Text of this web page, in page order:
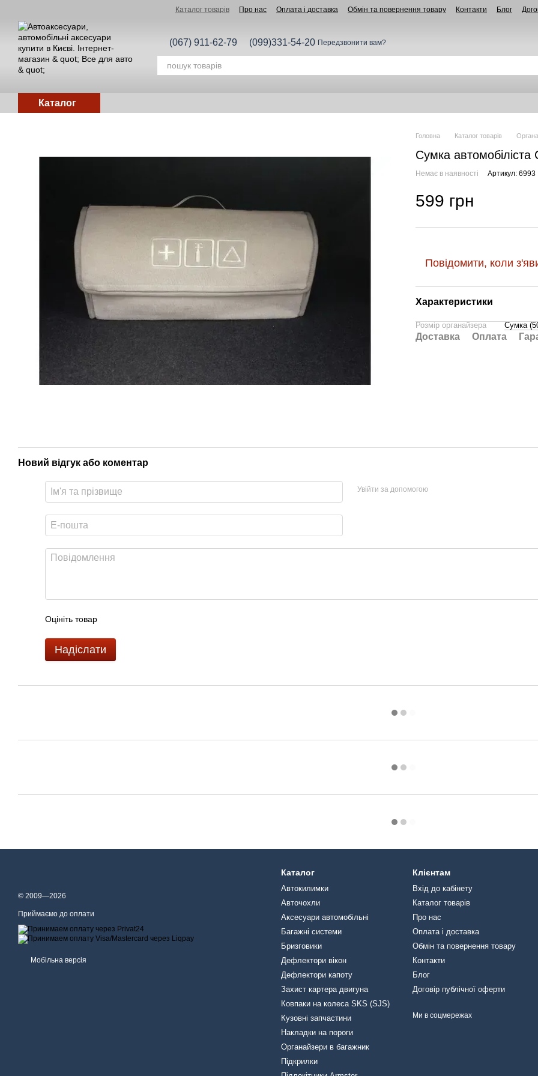
Каталог товарів Про нас Оплата і доставка Обмін та повернення товару Контакти Блог
(067) 911-62-79 (099)331-54-20 Передзвонити вам?
Каталог
Головна Каталог товарів
Сумка автомобіліста
Немає в наявності Артикул: 6993
599 грн
Повідомити, коли
Характеристики
Розмір органайзера Сумка
Доставка Оплата
Новий відгук або коментар
Увійти за допомогою
Оцініть товар
Надіслати
© 2009—2026
Приймаємо до оплати
Мобільна версія
Каталог
Автокилимки
Авточохли
Аксесуари автомобільні
Багажні системи
Бризговики
Дефлектори вікон
Дефлектори капоту
Захист картера двигуна
Ковпаки на колеса SKS (SJS)
Кузовні запчастини
Накладки на пороги
Органайзери в багажник
Підкрилки
Клієнтам
Вхід до кабінету
Каталог товарів
Про нас
Оплата і доставка
Обмін та повернення товару
Контакти
Блог
Договір публічної оферти
Ми в соцмережах